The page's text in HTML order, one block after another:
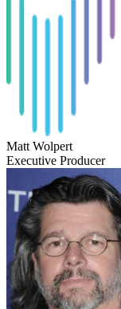
Matt Wolpert
Executive Producer